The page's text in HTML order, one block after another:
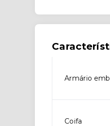
Armário
Coifa